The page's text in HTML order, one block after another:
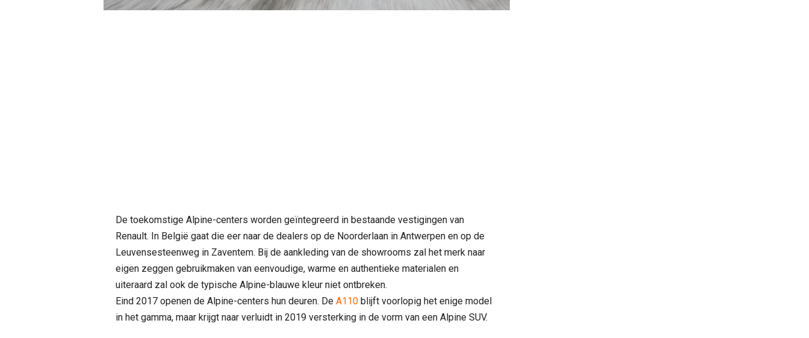
De toekomstige Alpine-centers worden geïntegreerd in bestaande vestigingen van
Renault. In België gaat die eer naar de dealers op de Noorderlaan in Antwerpen en op de
Leuvensesteenweg in Zaventem. Bij de aankleding van de showrooms zal het merk naar
eigen zeggen gebruikmaken van eenvoudige, warme en authentieke materialen en
uiteraard zal ook de typische Alpine-blauwe kleur niet ontbreken.
Eind 2017 openen de Alpine-centers hun deuren. DeA110 blijft voorlopig het enige model
in het gamma, maar krijgt naar verluidt in 2019 versterking in de vorm van een Alpine SUV.